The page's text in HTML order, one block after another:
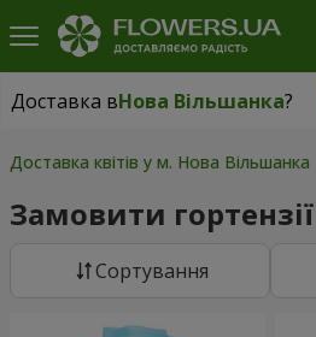
Доставка вНова Вільшанка?
Доставка вНова Вільшанка|
Доставка квітів у м. Нова Вільшанка
Замовити гортензії
Сортування